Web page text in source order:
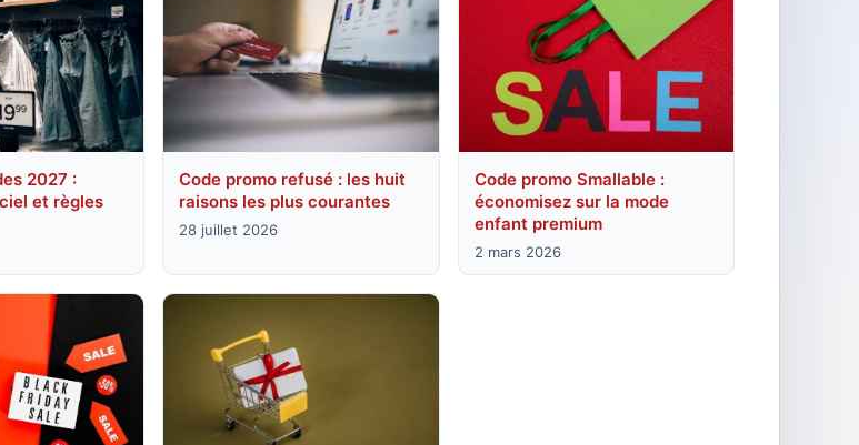
2027 :
et règles
Code promo refusé : les huit
raisons les plus courantes
28 juillet 2026
Code promo Smallable :
économisez sur la mode
enfant premium
2 mars 2026